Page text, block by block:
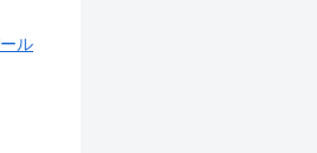
ル